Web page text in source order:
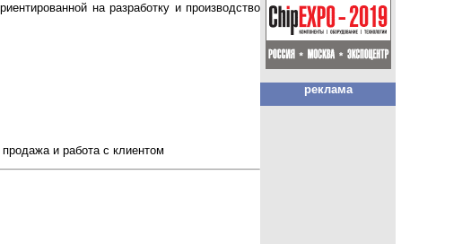
на разработку и производство
и работа с клиентом
реклама